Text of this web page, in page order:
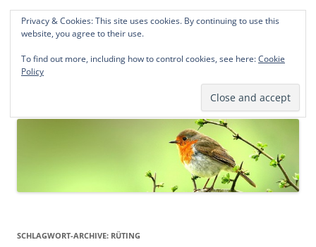
Norddeutsche Genealogien
Michael Kohlhaas und Jens Kirchhoff
springen
SCHLAGWORT-ARCHIVE: RÜTING
Privacy & Cookies: This site uses cookies. By continuing to use this
website, you agree to their use.
To find out more, including how to control cookies, see here:Cookie
Policy